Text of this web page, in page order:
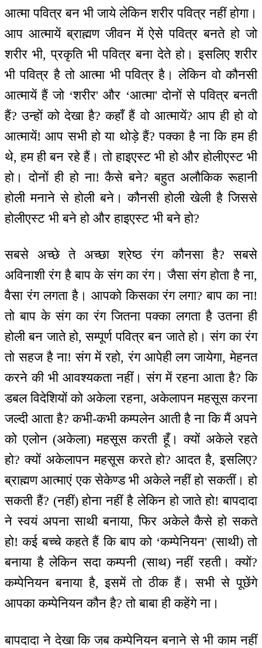
आत्मा पवित्र बन भी जाये लेकिन शरीर पवित्र नहीं होगा।
आप आत्मायें ब्राह्मण जीवन में ऐसे पवित्र बनते हो जो
शरीर भी, प्रकृति भी पवित्र बना देते हो। इसलिए शरीर
भी पवित्र है तो आत्मा भी पवित्र है। लेकिन वो कौनसी
आत्मायें हैं जो ‘शरीर' और ‘आत्मा' दोनों से पवित्र बनती
हैं? उन्हों को देखा है? कहाँ हैं वो आत्मायें? आप ही हो वो
आत्मायें! आप सभी हो या थोड़े हैं? पक्का है ना कि हम ही
थे, हम ही बन रहे हैं। तो हाइएस्ट भी हो और होलीएस्ट भी
हो। दोनों ही हो ना! कैसे बने? बहुत अलौकिक रूहानी
होली मनाने से होली बने। कौनसी होली खेली है जिससे
होलीएस्ट भी बने हो और हाइएस्ट भी बने हो?
सबसे अच्छे ते अच्छा श्रेष्ठ रंग कौनसा है? सबसे
अविनाशी रंग है बाप के संग का रंग। जैसा संग होता है ना,
वैसा रंग लगता है। आपको किसका रंग लगा? बाप का ना!
तो बाप के संग का रंग जितना पक्का लगता है उतना ही
होली बन जाते हो, सम्पूर्ण पवित्र बन जाते हो। संग का रंग
तो सहज है ना! संग में रहो, रंग आपेही लग जायेगा, मेहनत
करने की भी आवश्यकता नहीं। संग में रहना आता है? कि
डबल विदेशियों को अकेला रहना, अकेलापन महसूस करना
जल्दी आता है? कभी-कभी कम्पलेन आती है ना कि मैं अपने
को एलोन (अकेला) महसूस करती हूँ। क्यों अकेले रहते
हो? क्यों अकेलापन महसूस करते हो? आदत है, इसलिए?
ब्राह्मण आत्माएं एक सेकेण्ड भी अकेले नहीं हो सकतीं। हो
सकती हैं? (नहीं) होना नहीं है लेकिन हो जाते हो! बापदादा
ने स्वयं अपना साथी बनाया, फिर अकेले कैसे हो सकते
हो! कई बच्चे कहते हैं कि बाप को ‘कम्पेनियन' (साथी) तो
बनाया है लेकिन सदा कम्पनी (साथ) नहीं रहती। क्यों?
कम्पेनियन बनाया है, इसमें तो ठीक हैं। सभी से पूछेंगे
आपका कम्पेनियन कौन है? तो बाबा ही कहेंगे ना।
बापदादा ने देखा कि जब कम्पेनियन बनाने से भी काम नहीं